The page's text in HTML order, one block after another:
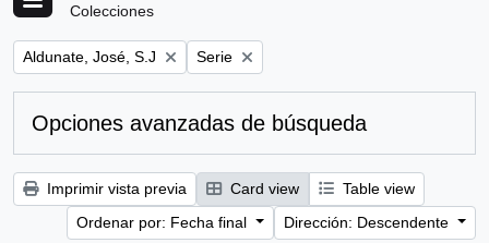
Colecciones
Remove filter:
Aldunate, José, S.J Remove filter:
Serie
Opciones avanzadas de búsqueda
Imprimir vista previa Card view
Table view
Ordenar por: Fecha final
Dirección: Descendente